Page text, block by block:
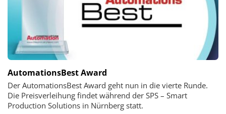
AutomationsBest Award
Der AutomationsBest Award geht nun in die vierte Runde.
Die Preisverleihung findet während der SPS – Smart
Production Solutions in Nürnberg statt.